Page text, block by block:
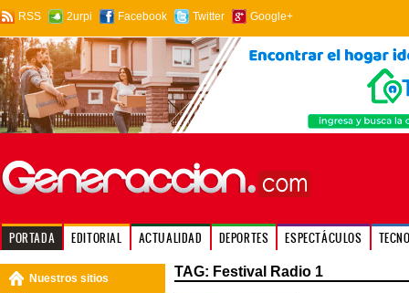
RSS 2urpi Facebook Twitter Google+
PORTADA EDITORIAL ACTUALIDAD DEPORTES ESPECTÁCULOS
Nuestros sitios TAG: Festival Radio 1